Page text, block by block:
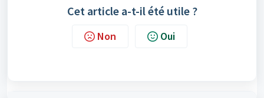
Cet article a-t-il été utile ?
Non Oui